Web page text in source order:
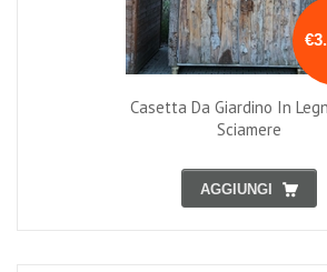
Casetta Da Giardino In
Sciamere
AGGIUNGI